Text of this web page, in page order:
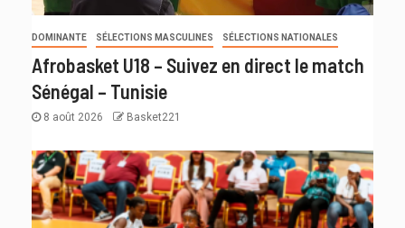
DOMINANTE SÉLECTIONS MASCULINES SÉLECTIONS NATIONALES
Afrobasket U18 – Suivez en direct le match
Sénégal – Tunisie
8 août 2026 Basket221